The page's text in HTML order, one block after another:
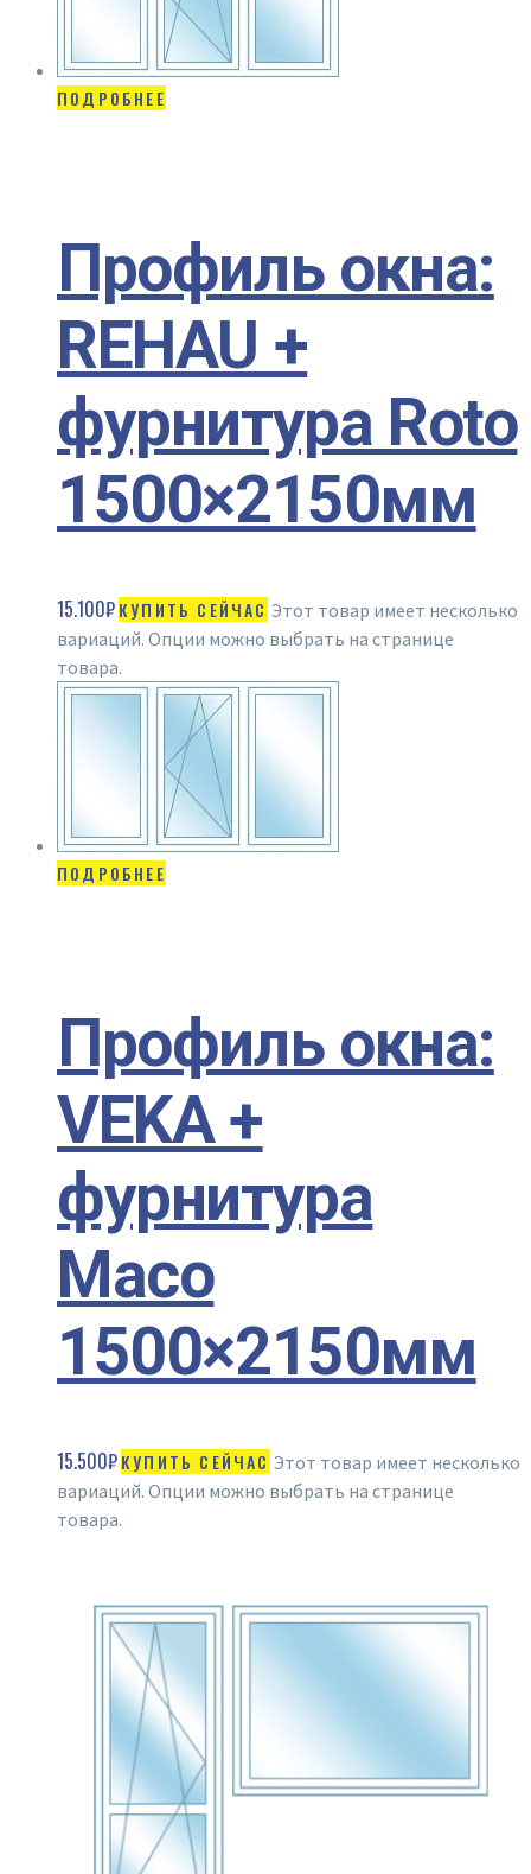
ПОДРОБНЕЕ
Профиль окна:
REHAU +
фурнитура Roto
1500×2150мм
15.100₽КУПИТЬ СЕЙЧАС Этот товар имеет несколько
вариаций. Опции можно выбрать на странице
товара.
ПОДРОБНЕЕ
Профиль окна:
VEKA +
фурнитура
Maco
1500×2150мм
15.500₽КУПИТЬ СЕЙЧАС Этот товар имеет несколько
вариаций. Опции можно выбрать на странице
товара.